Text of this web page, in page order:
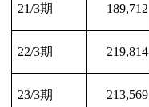
21/3期 189,712
22/3期 219,814
23/3期 213,569